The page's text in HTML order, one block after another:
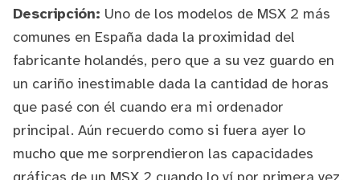
Descripción: Uno de los modelos de MSX 2 más
comunes en España dada la proximidad del
fabricante holandés, pero que a su vez guardo en
un cariño inestimable dada la cantidad de horas
que pasé con él cuando era mi ordenador
principal. Aún recuerdo como si fuera ayer lo
mucho que me sorprendieron las capacidades